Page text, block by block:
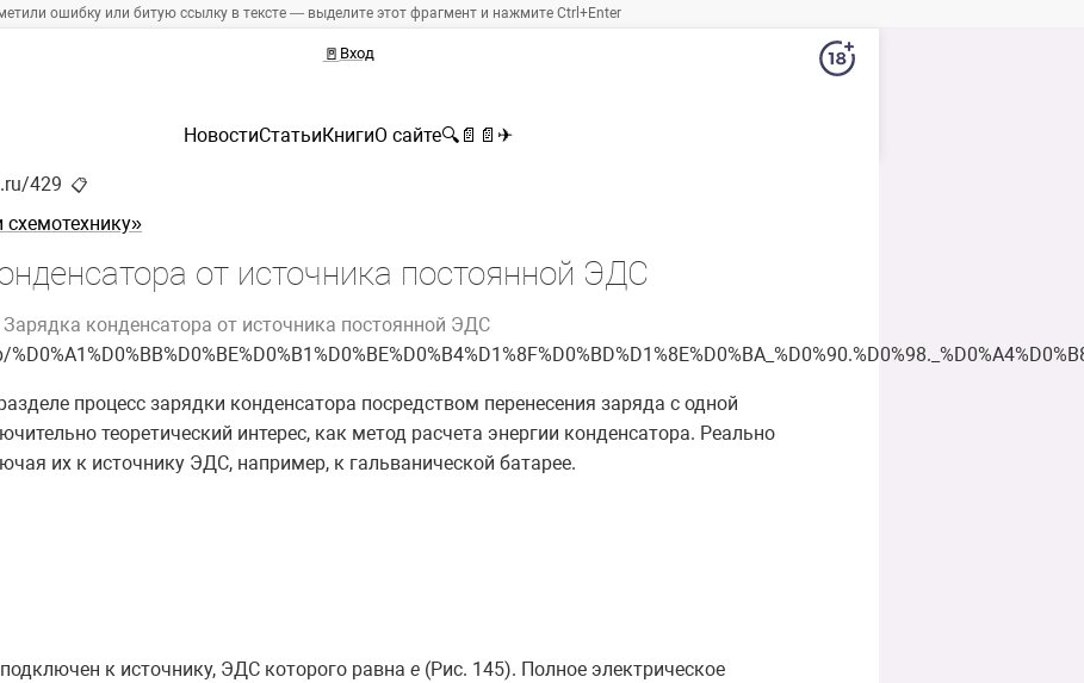
ошибку или битую ссылку в тексте — выделите этот фрагмент и нажмите Ctrl+Enter
🚪 Вход
НовостиСтатьиКнигиО сайте🔍 📄 📄 ✈
429 📋
от источника постоянной ЭДС
Зарядка конденсатора от источника постоянной ЭДС
процесс зарядки конденсатора посредством перенесения заряда с одной
теоретический интерес, как метод расчета энергии конденсатора. Реально
их к источнику ЭДС, например, к гальванической батарее.
к источнику, ЭДС которого равна e (Рис. 145). Полное электрическое